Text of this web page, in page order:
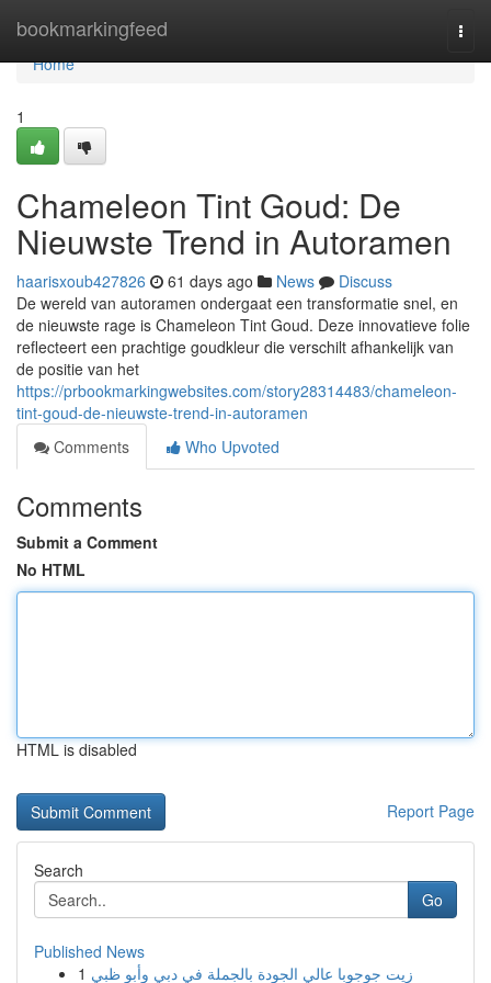
bookmarkingfeed
Home
Home
1
Chameleon Tint Goud: De
Nieuwste Trend in Autoramen
haarisxoub427826 61 days ago News
Discuss
De wereld van autoramen ondergaat een transformatie snel, en
de nieuwste rage is Chameleon Tint Goud. Deze innovatieve folie
reflecteert een prachtige goudkleur die verschilt afhankelijk van
de positie van het
https://prbookmarkingwebsites.com/story28314483/chameleon-
tint-goud-de-nieuwste-trend-in-autoramen
Comments
Who Upvoted
Comments
Submit a Comment
No HTML
HTML is disabled
Report Page
Search
Go
Published News
1 زيت جوجوبا عالي الجودة بالجملة في دبي وأبو ظبي